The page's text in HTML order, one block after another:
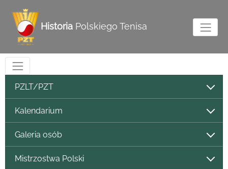
Historia Polskiego Tenisa
PZLT/PZT
Kalendarium
Galeria osób
Mistrzostwa Polski